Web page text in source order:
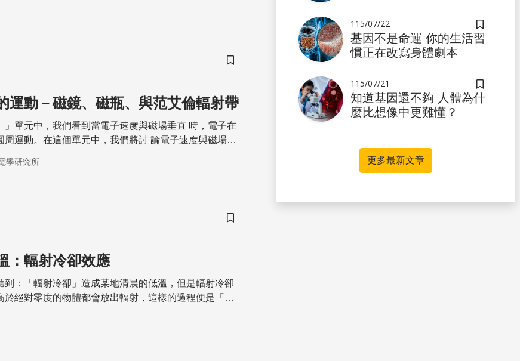
儲存書籤
運動－磁鏡、磁瓶、與范艾倫輻射帶
」單元中，我們看到當電子速度與磁場垂直 時，電子在
周運動。在這個單元中，我們將討 論電子速度與磁場不
學研究所
儲存書籤
：輻射冷卻效應
到：「輻射冷卻」造成某地清晨的低溫，但是輻射冷卻
於絕對零度的物體都會放出輻射，這樣的過程便是「輻
儲存書籤
115/07/22
基因不是命運 你的生活習
慣正在改寫身體劇本
儲存書籤
115/07/21
知道基因還不夠 人體為什
麼比想像中更難懂？
更多最新文章